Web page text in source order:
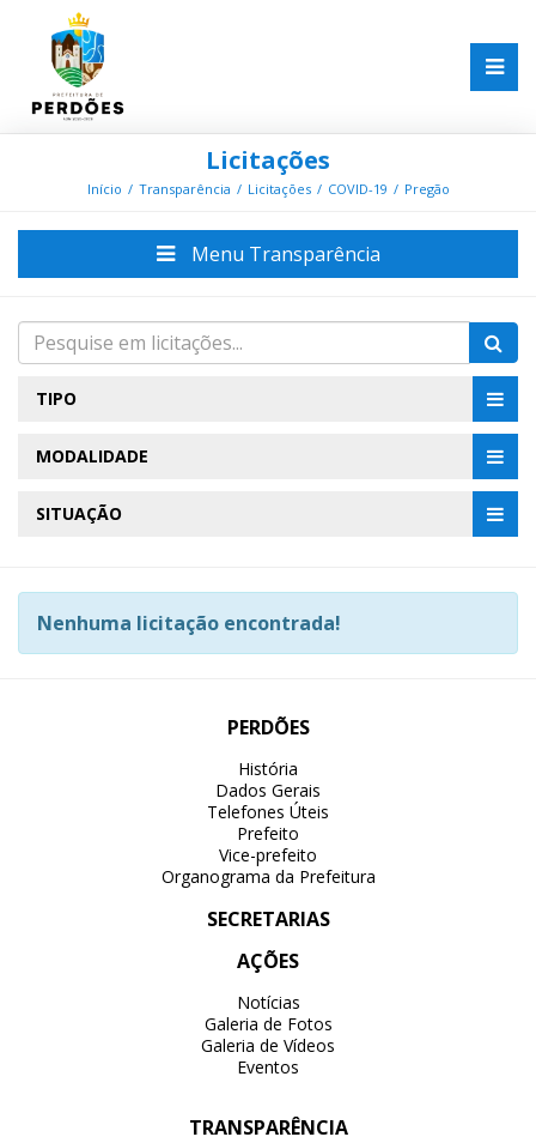
Licitações
Início Transparência Licitações COVID-19 Pregão
Menu Transparência
TIPO
MODALIDADE
SITUAÇÃO
Nenhuma licitação encontrada!
PERDÕES
História
Dados Gerais
Telefones Úteis
Prefeito
Vice-prefeito
Organograma da Prefeitura
SECRETARIAS
AÇÕES
Notícias
Galeria de Fotos
Galeria de Vídeos
Eventos
TRANSPARÊNCIA